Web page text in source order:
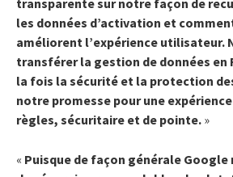
les données d’activation et
améliorent l’expérience utilisateur.
transférer la gestion de données en
la fois la sécurité et la protection
notre promesse pour une
règles, sécuritaire et de pointe. »
« Puisque de façon générale Google